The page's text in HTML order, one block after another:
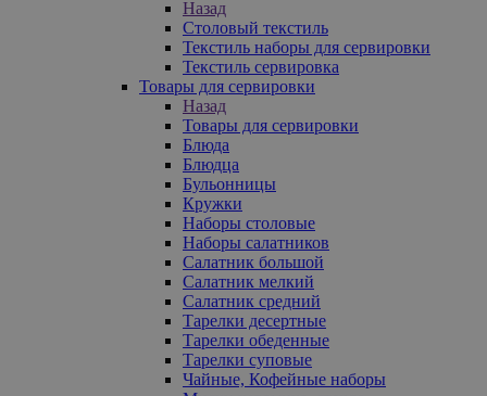
Назад
Столовый текстиль
Текстиль наборы для сервировки
Текстиль сервировка
Товары для сервировки
Назад
Товары для сервировки
Блюда
Блюдца
Бульонницы
Кружки
Наборы столовые
Наборы салатников
Салатник большой
Салатник мелкий
Салатник средний
Тарелки десертные
Тарелки обеденные
Тарелки суповые
Чайные, Кофейные наборы